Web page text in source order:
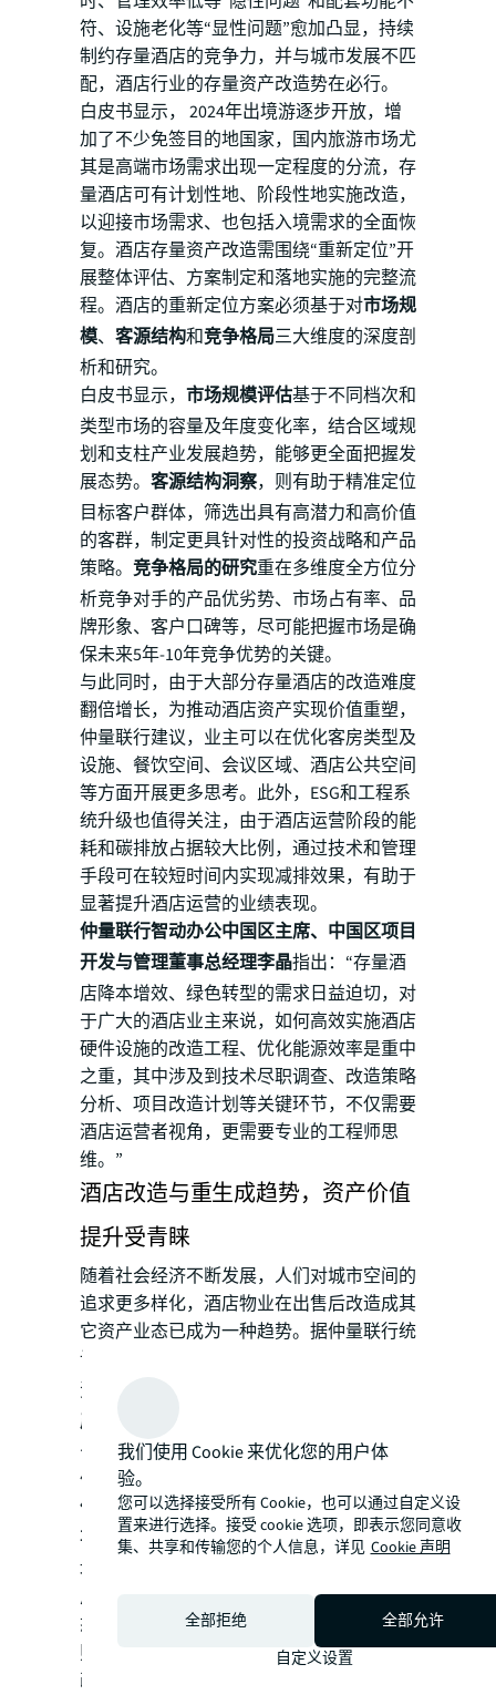
符、设施老化等“显性问题”愈加凸显，持续
制约存量酒店的竞争力，并与城市发展不匹
配，酒店行业的存量资产改造势在必行。
白皮书显示， 2024年出境游逐步开放，增
加了不少免签目的地国家，国内旅游市场尤
其是高端市场需求出现一定程度的分流，存
量酒店可有计划性地、阶段性地实施改造，
以迎接市场需求、也包括入境需求的全面恢
复。酒店存量资产改造需围绕“重新定位”开
展整体评估、方案制定和落地实施的完整流
程。酒店的重新定位方案必须基于对市场规
模、 客源结构和竞争格局三大维度的深度剖
析和研究。
白皮书显示， 市场规模评估基于不同档次和
类型市场的容量及年度变化率，结合区域规
划和支柱产业发展趋势，能够更全面把握发
展态势。 客源结构洞察，则有助于精准定位
目标客户群体，筛选出具有高潜力和高价值
的客群，制定更具针对性的投资战略和产品
策略。 竞争格局的研究重在多维度全方位分
析竞争对手的产品优劣势、市场占有率、品
牌形象、客户口碑等，尽可能把握市场是确
保未来5年-10年竞争优势的关键。
与此同时，由于大部分存量酒店的改造难度
翻倍增长，为推动酒店资产实现价值重塑，
仲量联行建议，业主可以在优化客房类型及
设施、餐饮空间、会议区域、酒店公共空间
等方面开展更多思考。此外，ESG和工程系
统升级也值得关注，由于酒店运营阶段的能
耗和碳排放占据较大比例，通过技术和管理
手段可在较短时间内实现减排效果，有助于
显著提升酒店运营的业绩表现。
仲量联行智动办公中国区主席、中国区项目
开发与管理董事总经理李晶指出：“存量酒
店降本增效、绿色转型的需求日益迫切，对
于广大的酒店业主来说，如何高效实施酒店
硬件设施的改造工程、优化能源效率是重中
之重，其中涉及到技术尽职调查、改造策略
分析、项目改造计划等关键环节，不仅需要
酒店运营者视角，更需要专业的工程师思
维。”
酒店改造与重生成趋势，资产价值
提升受青睐
随着社会经济不断发展，人们对城市空间的
追求更多样化，酒店物业在出售后改造成其
它资产业态已成为一种趋势。据仲量联行统
计，
资交易市场，
产在出售后改造为其他资产业态
公、长租公寓，或集合各类业态的商业综合
体。
仲量联行酒店及旅游地产事业部大中华区董
事总经理周涛表示：“相较于其它主流商业
地产，国内酒店资产年平均投资交易量仅占
总量的8%左右。将酒店物业改造为其他业
态，基于商业地产最高用途和最佳用途的原
则，可以为投资人提供多样化的投资机会，
改造后的物业也将适应更广泛的市场需求，
我们使用 Cookie 来优化您的用户体
验。
您可以选择接受所有 Cookie，也可以通过自定义设
置来进行选择。接受 cookie 选项，即表示您同意收
集、共享和传输您的个人信息，详见 Cookie 声明
全部拒绝
全部允许
自定义设置